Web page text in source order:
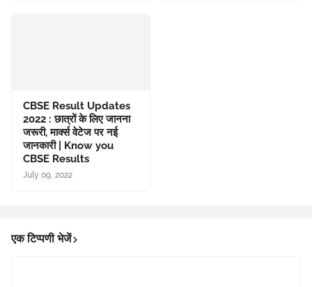
CBSE Result Updates
2022 : छात्रों के लिए जानना
जरूरी, मार्क्स वेटेज पर नई
जानकारी | Know you
CBSE Results
July 09, 2022
एक टिप्पणी भेजें